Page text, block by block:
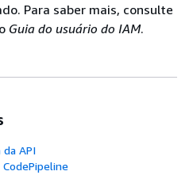
Para saber mais, consulte
Guia do usuário do IAM.
da API
CodePipeline